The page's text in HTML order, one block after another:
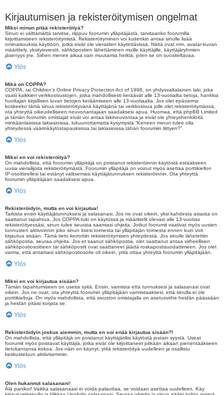
Kirjautumisen ja rekisteröitymisen ongelmat
Miksi minun pitää rekisteröityä?
Sinun ei välttämättä tarvitse, riippuu foorumin ylläpitäjästä, tarvitaanko foorumilla
kirjoittamiseen rekisteröitymistä. Rekisteröityminen voi kuitenkin antaa sinulle lisää
ominaisuuksia käyttöön, jotka eivät ole vieraiden käytettävissä. Näitä ovat mm. avatar-kuvan
määrittely, yksityisviestit, sähköpostien lähettäminen muille käyttäjille, käyttäjäryhmien
jäsenyys jne. Siihen menee aikaa vain muutamia hetkiä, joten se on suositeltavaa.
Ylös
Mikä on COPPA?
COPPA, tai Children’s Online Privacy Protection Act of 1998, on yhdysvaltalainen laki, joka
vaatii kaikkien verkkosivustojen, jotka mahdollisesti keräävät alle 13-vuotiailta tietoja, hankkia
huoltajan kirjallisen luvan tietojen keräämiseen alle 13-vuotiaalta. Jos olet epävarma
koskeeko tämä sinua rekisteröityvänä käyttäjänä tai verkkosivua jolle olet rekisteröitymässä,
ota yhteyttä oikeudelliseen neuvonantajaan saadaksesi apua. Huomaa, että phpBB Limited
ja tämän foorumin omistajat eivät voi antaa lakineuvontaa ja eivät ole yhteyshenkilöitä
minkäänlaisissa lakiasioissa, lukuunottamatta kysymystä “Keneen minun tulee olla
yhteydessä väärinkäytöstapauksissa tai lakiasioissa tähän foorumiin liittyen?”.
Ylös
Miksi en voi rekisteröityä?
On mahdollista, että foorumin ylläpitäjä on poistanut rekisteröinnin käytöstä estääkseen
uusia vierailijoita rekisteröitymästä. Foorumin ylläpitäjä on voinut myös asettaa porttikiellon
IP-osoitteellesi tai estänyt valitsemasi käyttäjätunnuksen rekisteröinnin. Ota yhteyttä
foorumin ylläpitäjään saadaksesi apua.
Ylös
Rekisteröidyin, mutta en voi kirjautua!
Tarkista ensin käyttäjätunnuksesi ja salasanasi. Jos ne ovat oikein, yksi kahdesta asiasta on
saattanut tapahtua. Jos COPPA-tuki on käytössä ja määrittelit olevasi alle 13-vuotias
rekisteröityessäsi, sinun tulee seurata saamiasi ohjeita. Jotkut foorumit vaativat myös uusien
tunnusten aktivoinnin joko sinun itsesi toimesta tai ylläpitäjän toimesta ennen kuin voit
kirjautua sisään. Tämä tieto kerrottiin rekisteröitymisen yhteydessä. Jos sinulle lähetettiin
sähköpostia, seuraa ohjeita. Jos et saanut sähköpostia, olet saattanut antaa virheellisen
sähköpostiosoitteen tai sähköpostit ovat saattaneet jäädä roskapostisuodattimeen. Jos olet
varma, että antamasi sähköpostiosoite oli oikein, yritä ottaa yhteyttä foorumin ylläpitäjään.
Ylös
Miksi en voi kirjautua sisään?
Tämän tapahtumiseen on useita syitä. Ensin, varmista että tunnuksesi ja salasanasi ovat
oikein. Jos ne ovat, ota yhteyttä foorumin ylläpitäjään varmistaaksesi, että sinulla ei ole
porttikieltoja. On myös mahdollista, että sivuston omistajalla on asetusvirhe heidän päässään
ja heidän pitäisi korjata se.
Ylös
Rekisteröidyin joskus aiemmin, mutta en voi enää kirjautua sisään?!
On mahdollista, että ylläpitäjä on poistanut käyttäjätilisi käytöstä jostain syystä. Useat
foorumit myös poistavat käyttäjiä, jotka eivät ole kirjoittaneet pitkään aikaan pienentääkseen
tietokantansa kokoa. Jos näin on käynyt, yritä rekisteröityä uudelleen ja osallistu
keskusteluun aktiivisemmin.
Ylös
Olen hukannut salasanani!
Älä panikoi! Vaikka salasanaasi ei voida palauttaa, se voidaan asettaa uudelleen. Käy